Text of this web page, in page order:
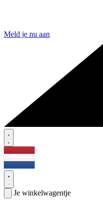
Meld je nu aan
Je winkelwagentje